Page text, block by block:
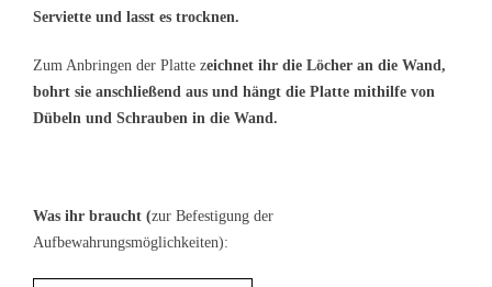
Serviette und lasst es trocknen.
Zum Anbringen der Platte zeichnet ihr die Löcher an die Wand,
bohrt sie anschließend aus und hängt die Platte mithilfe von
Dübeln und Schrauben in die Wand.
Was ihr braucht (zur Befestigung der
Aufbewahrungsmöglichkeiten):